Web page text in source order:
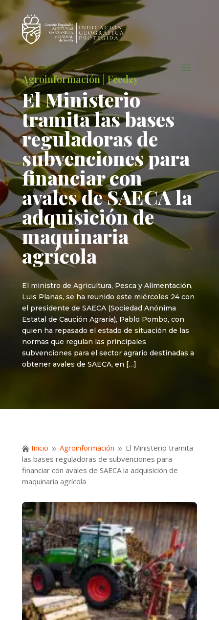
Agroinformación Feedzy
El Ministerio
tramita las bases
reguladoras de
subvenciones para
financiar con
avales de SAECA la
adquisición de
maquinaria
agrícola
El ministro de Agricultura, Pesca y Alimentación,
Luis Planas, se ha reunido este miércoles 24 con
el presidente de SAECA (Sociedad Anónima
Estatal de Caución Agraria), Pablo Pombo, con
quien ha repasado el estado de situación de las
normas que regulan las principales
subvenciones para el sector agrario destinadas a
obtener avales de SAECA, en […]
 Inicio 9 Agroinformación 9 El Ministerio tramita
las bases reguladoras de subvenciones para
financiar con avales de SAECA la adquisición de
maquinaria agrícola